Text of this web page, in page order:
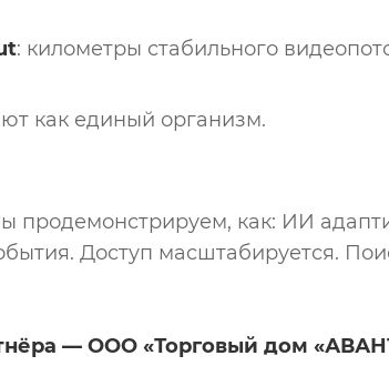
: километры стабильного
как единый организм.
как: ИИ
Доступ масштабируется.
— ООО «Торговый дом